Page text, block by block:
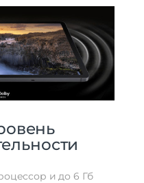
и до 6 Гб